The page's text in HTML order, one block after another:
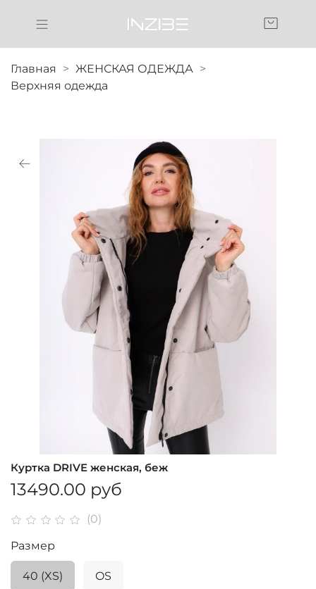
Главная
ЖЕНСКАЯ ОДЕЖДА
Верхняя одежда
(0)
Куртка DRIVE женская, беж
13490.00 руб
Размер
40 (XS) OS